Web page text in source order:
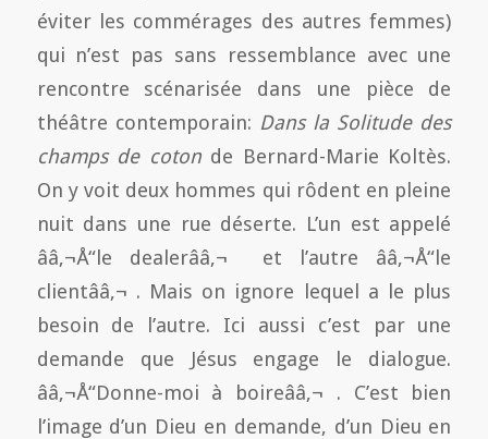
éviter les commérages des autres femmes)
qui n’est pas sans ressemblance avec une
rencontre scénarisée dans une pièce de
théâtre contemporain: Dans la Solitude des
champs de cotonde Bernard-Marie Koltès.
On y voit deux hommes qui rôdent en pleine
nuit dans une rue déserte. L’un est appelé
ââ‚¬Å“le dealerââ‚¬  et l’autre ââ‚¬Å“le
clientââ‚¬ . Mais on ignore lequel a le plus
besoin de l’autre. Ici aussi c’est par une
demande que Jésus engage le dialogue.
ââ‚¬Å“Donne-moi à boireââ‚¬ . C’est bien
l’image d’un Dieu en demande, d’un Dieu en